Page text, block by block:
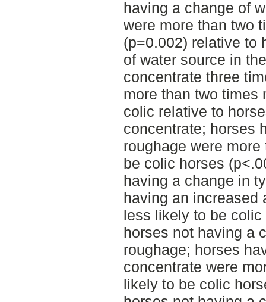
having a change of
were more than two
(p=0.002) relative to
of water source in
concentrate three
more than two times
colic relative to
concentrate; horses
roughage were
be colic horses
having a change in
having an increased
less likely to be
horses not having a
roughage; horses
concentrate were
likely to be colic